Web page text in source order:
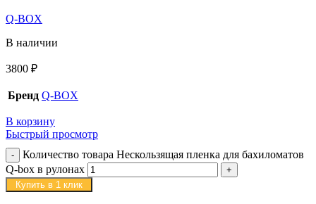
Q-BOX
В наличии
3800 ₽
Бренд Q-BOX
В корзину
Быстрый просмотр
Количество товара Нескользящая пленка для бахиломатов
Q-box в рулонах
Купить в 1 клик